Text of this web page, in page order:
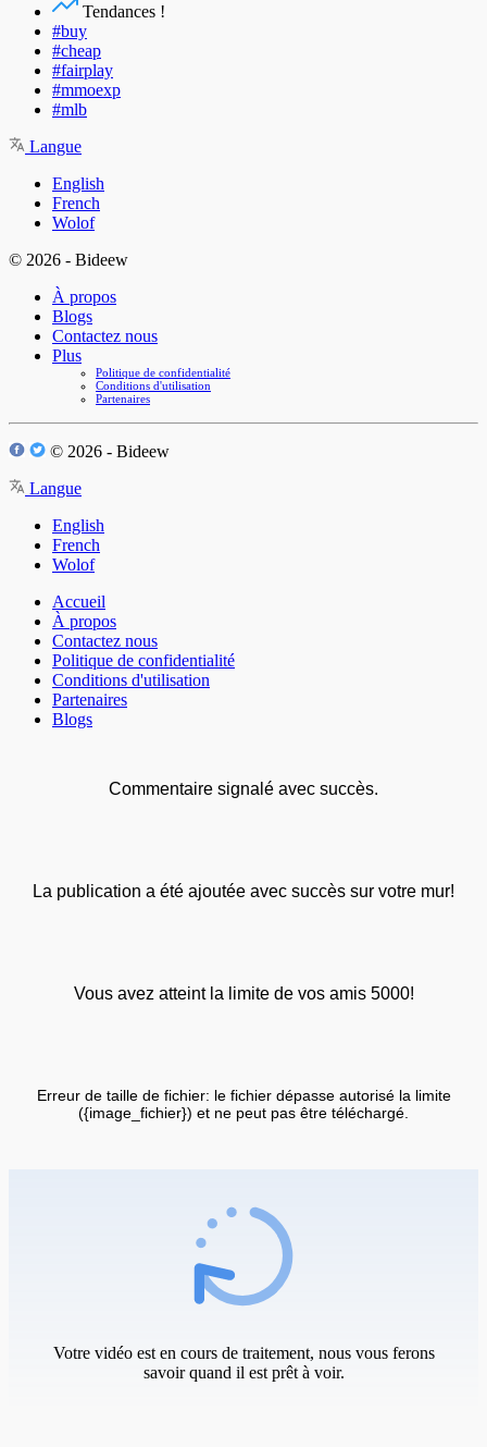
Tendances !
#buy
#cheap
#fairplay
#mmoexp
#mlb
Langue
English
French
Wolof
© 2026 - Bideew
À propos
Blogs
Contactez nous
Plus
Politique de confidentialité
Conditions d'utilisation
Partenaires
© 2026 - Bideew
Langue
English
French
Wolof
Accueil
À propos
Contactez nous
Politique de confidentialité
Conditions d'utilisation
Partenaires
Blogs
Commentaire signalé avec succès.
La publication a été ajoutée avec succès sur votre mur!
Vous avez atteint la limite de vos amis 5000!
Erreur de taille de fichier: le fichier dépasse autorisé la limite
({image_fichier}) et ne peut pas être téléchargé.
Votre vidéo est en cours de traitement, nous vous ferons
savoir quand il est prêt à voir.